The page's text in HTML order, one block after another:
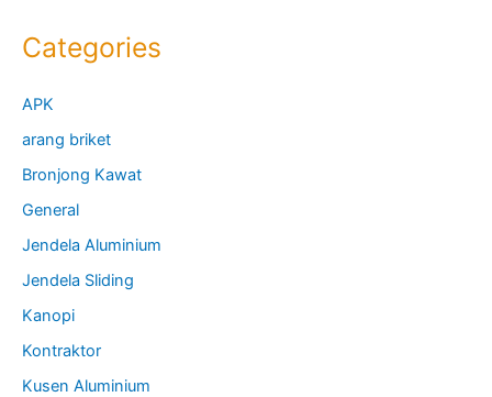
Categories
APK
arang briket
Bronjong Kawat
General
Jendela Aluminium
Jendela Sliding
Kanopi
Kontraktor
Kusen Aluminium